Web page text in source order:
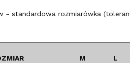
- standardowa rozmiarówka
M L